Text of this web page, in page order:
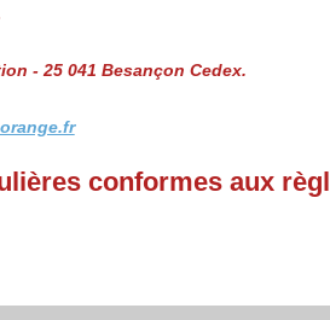
-25 041 Besançon Cedex.
conformes aux